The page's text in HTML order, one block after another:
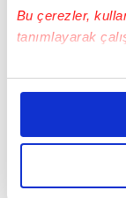
Bu çerezler,
tanımlayarak
Bu çerezlere izin
daha iyi reklam
amacımızın
olduğunu ve
elimizden gelen